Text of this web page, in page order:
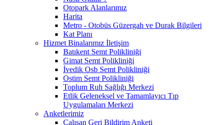
Otopark Alanlarımız
Harita
Metro - Otobüs Güzergah ve Durak Bilgileri
Kat Planı
Hizmet Binalarımız İletişim
Batıkent Semt Polikliniği
Gimat Semt Polikliniği
İvedik Osb Semt Polikliniği
Ostim Semt Polikliniği
Toplum Ruh Sağlığı Merkezi
Etlik Geleneksel ve Tamamlayıcı Tıp
Uygulamaları Merkezi
Anketlerimiz
Çalışan Geri Bildirim Anketi